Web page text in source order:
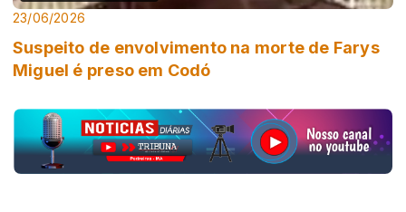
23/06/2026
Suspeito de envolvimento na morte de Farys
Miguel é preso em Codó